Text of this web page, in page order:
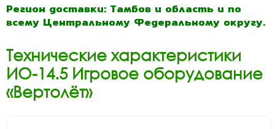
Регион доставки: Тамбов и область и по
всему Центральному Федеральному округу.
Технические характеристики
ИО-14.5 Игровое оборудование
«Вертолёт»